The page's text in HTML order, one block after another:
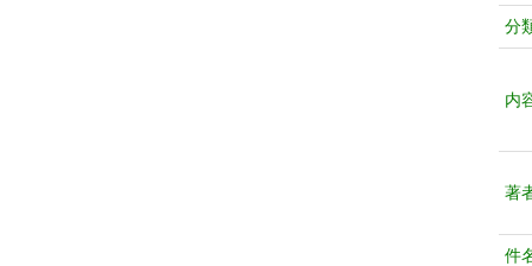
分
内
著
件